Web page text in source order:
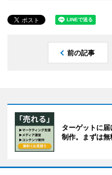
前の記事
ターゲットに
制作。まずは無